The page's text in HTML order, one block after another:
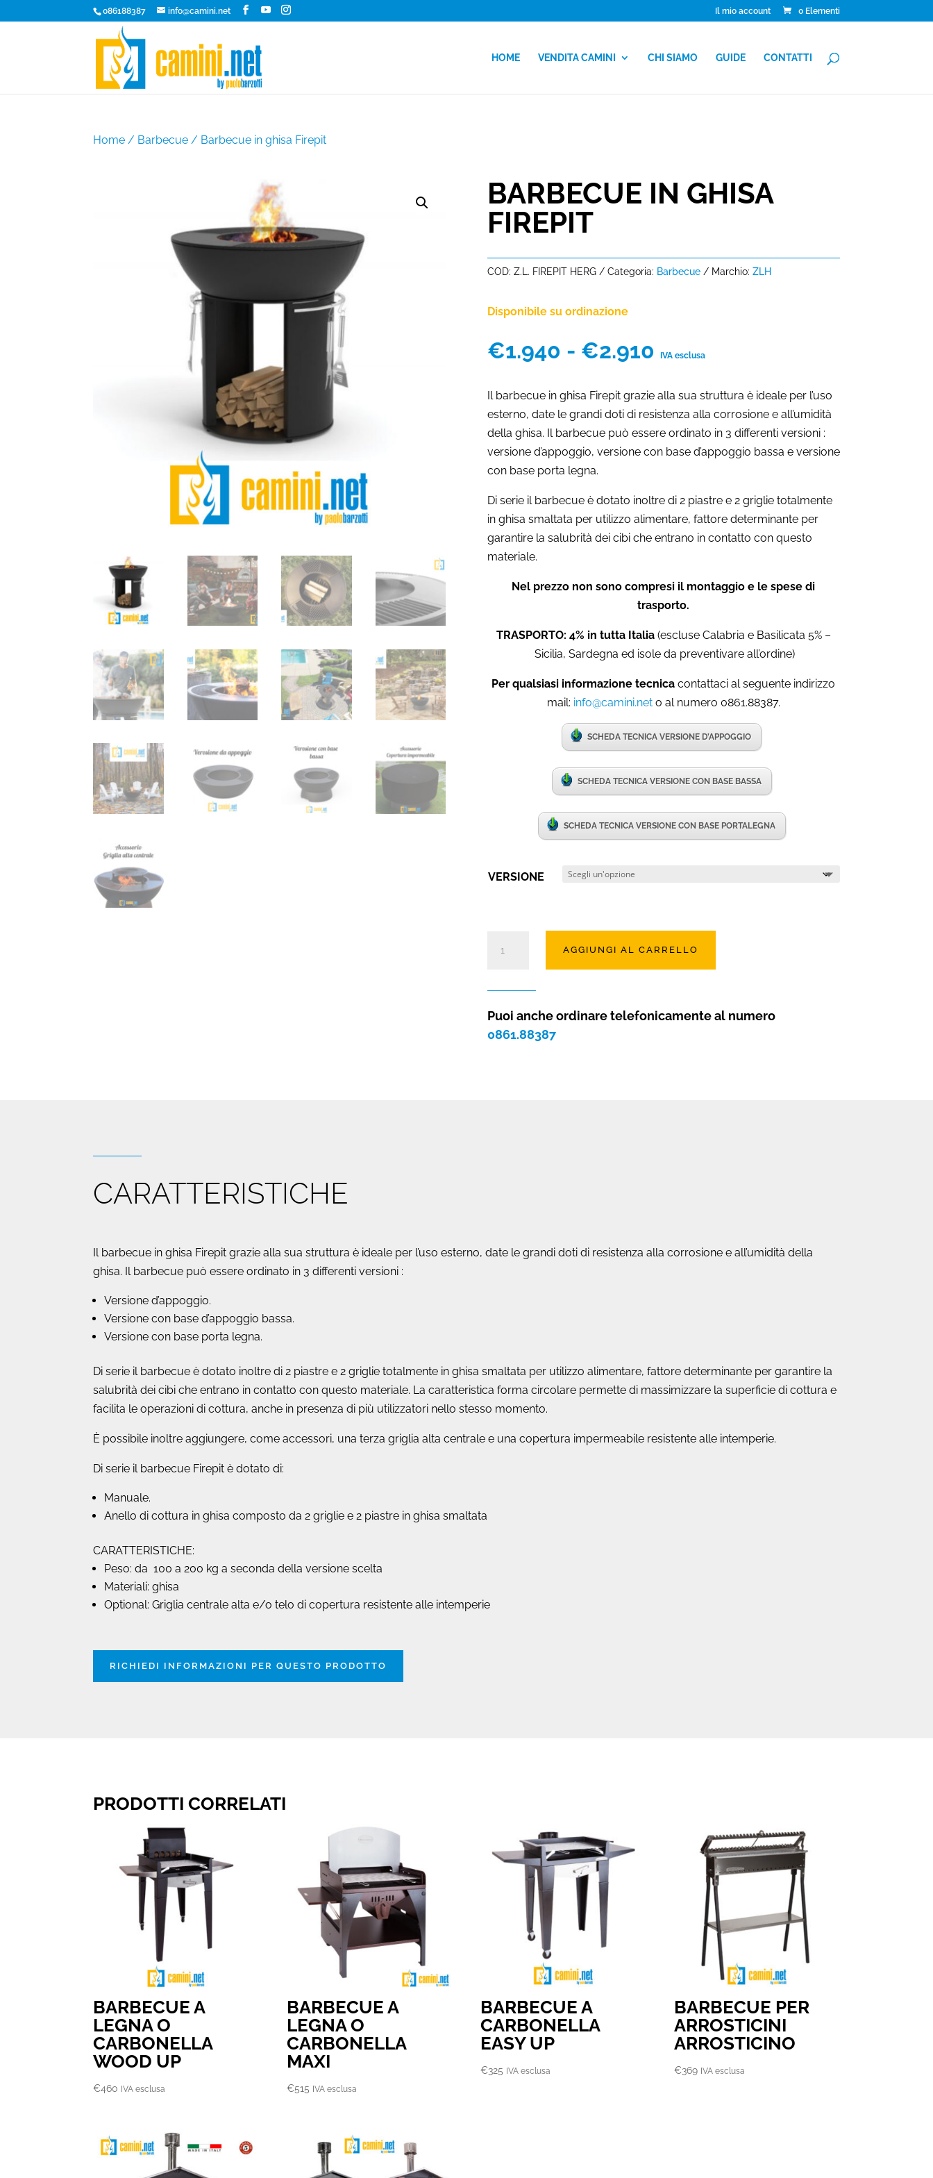
086188387 info@camini.net Il mio account 0 Elementi
HOME VENDITA CAMINI CHI SIAMO GUIDE CONTATTI
Home / Barbecue / Barbecue in ghisa Firepit
BARBECUE IN GHISA
FIREPIT
COD: Z.L. FIREPIT HERG Categoria: Barbecue Marchio: ZLH
Disponibile su ordinazione
€1.940 - €2.910 Fascia
prezzo:
da
€1.940
a
€2.910
IVA esclusa
Il barbecue in ghisa Firepit grazie alla sua struttura è ideale per l’uso
esterno, date le grandi doti di resistenza alla corrosione e all’umidità
della ghisa. Il barbecue può essere ordinato in 3 differenti versioni :
versione d’appoggio, versione con base d’appoggio bassa e versione
con base porta legna.
Di serie il barbecue è dotato inoltre di 2 piastre e 2 griglie totalmente
in ghisa smaltata per utilizzo alimentare, fattore determinante per
garantire la salubrità dei cibi che entrano in contatto con questo
materiale.
Nel prezzo non sono compresi il montaggio e le spese di
trasporto.
TRASPORTO: 4% in tutta Italia (escluse Calabria e Basilicata 5% –
Sicilia, Sardegna ed isole da preventivare all’ordine)
Per qualsiasi informazione tecnica contattaci al seguente indirizzo
mail: info@camini.neto al numero 0861.88387.
SCHEDA TECNICA VERSIONE D’APPOGGIO
SCHEDA TECNICA VERSIONE CON BASE BASSA
SCHEDA TECNICA VERSIONE CON BASE PORTALEGNA
VERSIONE
quantità
AGGIUNGI AL CARRELLO
Puoi anche ordinare telefonicamente al numero
0861.88387
CARATTERISTICHE
Il barbecue in ghisa Firepit grazie alla sua struttura è ideale per l’uso esterno, date le grandi doti di resistenza alla corrosione e all’umidità della
ghisa. Il barbecue può essere ordinato in 3 differenti versioni :
Versione d’appoggio.
Versione con base d’appoggio bassa.
Versione con base porta legna.
Di serie il barbecue è dotato inoltre di 2 piastre e 2 griglie totalmente in ghisa smaltata per utilizzo alimentare, fattore determinante per garantire la
salubrità dei cibi che entrano in contatto con questo materiale. La caratteristica forma circolare permette di massimizzare la superficie di cottura e
facilita le operazioni di cottura, anche in presenza di più utilizzatori nello stesso momento.
È possibile inoltre aggiungere, come accessori, una terza griglia alta centrale e una copertura impermeabile resistente alle intemperie.
Di serie il barbecue Firepit è dotato di:
Manuale.
Anello di cottura in ghisa composto da 2 griglie e 2 piastre in ghisa smaltata
CARATTERISTICHE:
Peso: da 100 a 200 kg a seconda della versione scelta
Materiali: ghisa
Optional: Griglia centrale alta e/o telo di copertura resistente alle intemperie
RICHIEDI INFORMAZIONI PER QUESTO PRODOTTO
PRODOTTI CORRELATI
BARBECUE A
LEGNA O
CARBONELLA
WOOD UP
€460 IVA esclusa
BARBECUE A
LEGNA O
CARBONELLA
MAXI
€515 IVA esclusa
BARBECUE A
CARBONELLA
EASY UP
€325 IVA esclusa
BARBECUE PER
ARROSTICINI
ARROSTICINO
€369 IVA esclusa